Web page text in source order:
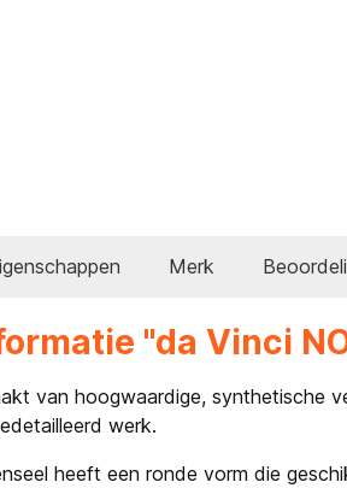
Merk
"da Vinci
van hoogwaardige, synthetische
werk.
heeft een ronde vorm die